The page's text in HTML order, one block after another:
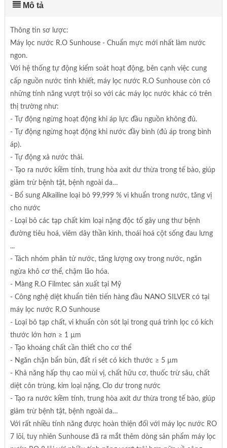
Mô tả
Thông tin sơ lược:
Máy lọc nước R.O Sunhouse - Chuẩn mực mới nhất làm nước
ngon.
Với hệ thống tự động kiểm soát hoạt động, bên cạnh việc cung
cấp nguồn nước tinh khiết, máy lọc nước R.O Sunhouse còn có
những tính năng vượt trội so với các máy lọc nước khác có trên
thị trường như:
- Tự động ngừng hoạt động khi áp lực đầu nguồn không đủ.
- Tự động ngừng hoạt động khi nước đầy bình (đủ áp trong bình
áp).
- Tự động xả nước thải.
- Tạo ra nước kiềm tính, trung hòa axit dư thừa trong tế bào, giúp
giảm trừ bệnh tật, bệnh ngoài da…
- Bổ sung Alkailine loại bỏ 99,999 % vi khuẩn trong nước, tăng vị
cho nước
- Loại bỏ các tạp chất kim loại nặng độc tố gây ung thư bệnh
đường tiêu hoá, viêm dây thần kinh, thoái hoá cột sống đau lưng
...
- Tách nhóm phân tử nước, tăng lượng oxy trong nước, ngăn
ngừa khô cơ thể, chậm lão hóa.
- Màng R.O Filmtec sản xuất tại Mỹ
- Công nghệ diệt khuẩn tiên tiến hàng đầu NANO SILVER có tại
máy lọc nước R.O Sunhouse
- Loại bỏ tạp chất, vi khuẩn còn sót lại trong quá trình lọc có kích
thước lớn hơn ≥ 1 µm
- Tạo khoáng chất cần thiết cho cơ thể
- Ngăn chặn bẩn bùn, đất rỉ sét có kích thước ≥ 5 µm
- Khả năng hấp thụ cao mùi vị, chất hữu cơ, thuốc trừ sâu, chất
diệt côn trùng, kim loại nặng, Clo dư trong nước
- Tạo ra nước kiềm tính, trung hòa axit dư thừa trong tế bào, giúp
giảm trừ bệnh tật, bệnh ngoài da…
Với rất nhiều tính năng được hoàn thiện đối với máy lọc nước RO
7 lõi, tuy nhiên Sunhouse đã ra mắt thêm dòng sản phẩm máy lọc